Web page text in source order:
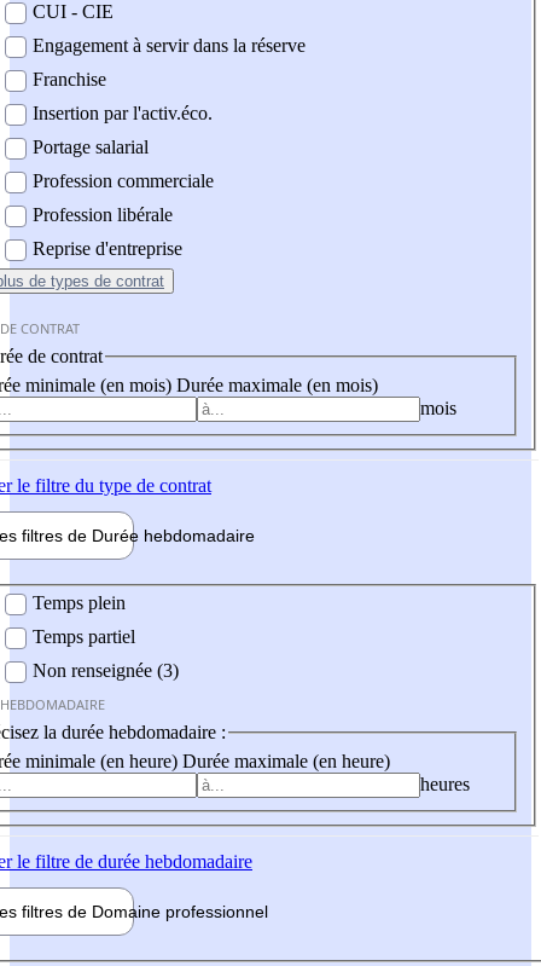
CUI - CIE
Engagement à servir dans la réserve
Franchise
Insertion par l'activ.éco.
Portage salarial
Profession commerciale
Profession libérale
Reprise d'entreprise
de types de contrat
CONTRAT
de contrat
minimale (en mois) Durée maximale (en mois)
mois
le filtre du type de contrat
filtres de Durée hebdomadaire
Temps plein
Temps partiel
Non renseignée (3)
la durée hebdomadaire :
minimale (en heure) Durée maximale (en heure)
heures
le filtre de durée hebdomadaire
filtres de Domaine professionnel